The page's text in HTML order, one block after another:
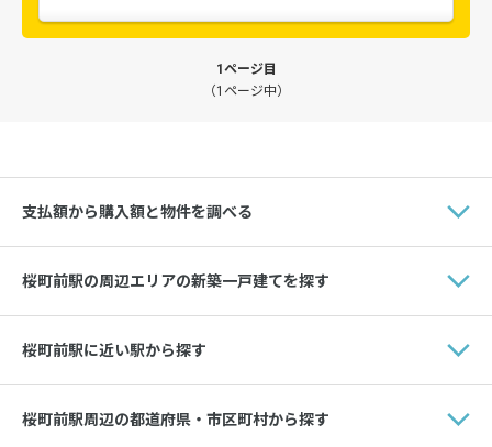
1ページ目
（1ページ中）
支払額から購入額と物件を調べる
桜町前駅の周辺エリアの新築一戸建てを探す
桜町前駅に近い駅から探す
桜町前駅周辺の都道府県・市区町村から探す